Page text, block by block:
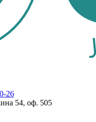
26
54, оф. 505